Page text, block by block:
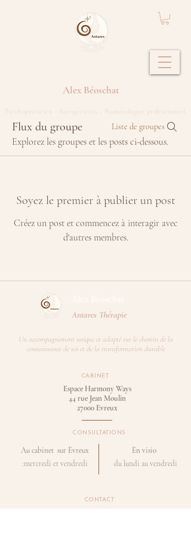
Alex Béoschat
Psychopraticien - Energéticien - Numérologue professionnel
Flux du groupe Liste de groupes
Explorez les groupes et les posts ci-dessous.
Soyez le premier à publier un post
Créez un post et commencez à interagir avec
d'autres membres.
Antares Thérapie
Un accompagnement unique et adapté sur le chemin de la
connaissance de soi et de la transformation durable
CABINET
Espace Harmony Ways
44 rue Jean Moulin
27000 Evreux
CONSULTATIONS
Au cabinet sur Evreux
:mercredi et vendredi
En visio
du lundi au vendredi
CONTACT